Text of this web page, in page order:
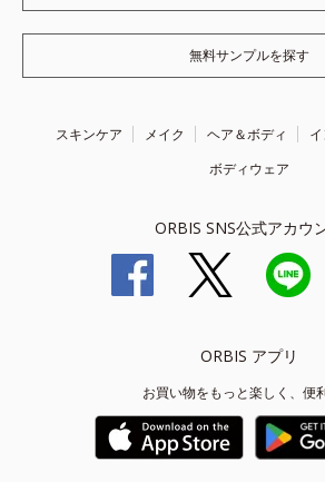
無料サンプルを探す
スキンケア メイク ヘア＆ボディ
ボディウェア
ORBIS SNS公式アカウ
ORBIS アプリ
お買い物をもっと楽しく、便